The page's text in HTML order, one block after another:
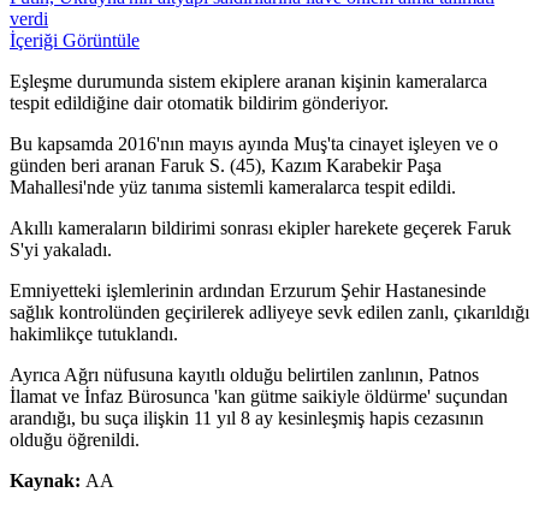
verdi
İçeriği Görüntüle
Eşleşme durumunda sistem ekiplere aranan kişinin kameralarca
tespit edildiğine dair otomatik bildirim gönderiyor.
Bu kapsamda 2016'nın mayıs ayında Muş'ta cinayet işleyen ve o
günden beri aranan Faruk S. (45), Kazım Karabekir Paşa
Mahallesi'nde yüz tanıma sistemli kameralarca tespit edildi.
Akıllı kameraların bildirimi sonrası ekipler harekete geçerek Faruk
S'yi yakaladı.
Emniyetteki işlemlerinin ardından Erzurum Şehir Hastanesinde
sağlık kontrolünden geçirilerek adliyeye sevk edilen zanlı, çıkarıldığı
hakimlikçe tutuklandı.
Ayrıca Ağrı nüfusuna kayıtlı olduğu belirtilen zanlının, Patnos
İlamat ve İnfaz Bürosunca 'kan gütme saikiyle öldürme' suçundan
arandığı, bu suça ilişkin 11 yıl 8 ay kesinleşmiş hapis cezasının
olduğu öğrenildi.
Kaynak: AA